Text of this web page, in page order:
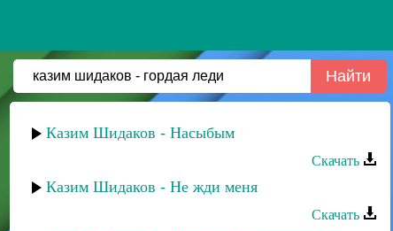
Казим Шидаков - Насыбым
Скачать
Казим Шидаков - Не жди меня
Скачать